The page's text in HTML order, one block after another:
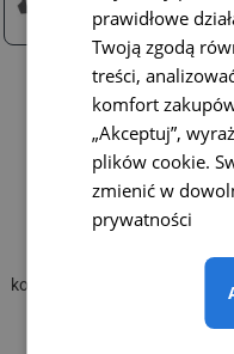
Projektujemy i składamy
komponentów. Wszystkie
prawidłowe
Twoją zgodą
treści,
komfort
„Akceptuj”,
plików cookie.
zmienić w
prywatności